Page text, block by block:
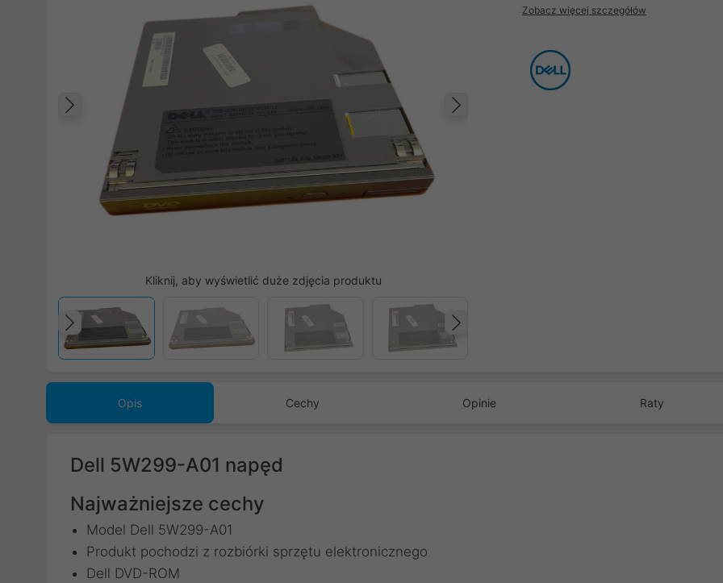
Poprzedni
Kliknij, aby wyświetlić duże zdjęcia produktu
Poprzedni
Zobacz więcej szczegółów
Opis Cechy Opinie Raty
Dell 5W299-A01 napęd
Najważniejsze cechy
Model Dell 5W299-A01
Produkt pochodzi z rozbiórki sprzętu elektronicznego
Dell DVD-ROM